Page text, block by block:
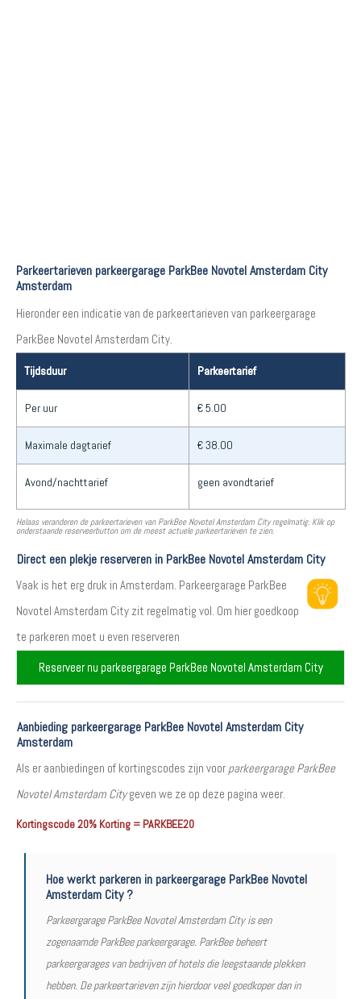
Parkeertarieven parkeergarage ParkBee Novotel Amsterdam City
Amsterdam
Hieronder een indicatie van de parkeertarieven van parkeergarage
ParkBee Novotel Amsterdam City.
Tijdsduur Parkeertarief
Per uur € 5.00
Maximale dagtarief € 38.00
Avond/nachttarief geen avondtarief
Helaas veranderen de parkeertarieven van ParkBee Novotel Amsterdam City regelmatig. Klik op
onderstaande reserveerbutton om de meest actuele parkeertarieven te zien.
Direct een plekje reserveren in ParkBee Novotel Amsterdam City
Vaak is het erg druk in Amsterdam. Parkeergarage ParkBee
Novotel Amsterdam City zit regelmatig vol. Om hier goedkoop
te parkeren moet u even reserveren
Reserveer nu parkeergarage ParkBee Novotel Amsterdam City
Aanbieding parkeergarage ParkBee Novotel Amsterdam City
Amsterdam
Als er aanbiedingen of kortingscodes zijn voor parkeergarage ParkBee
Novotel Amsterdam Citygeven we ze op deze pagina weer.
Kortingscode 20% Korting = PARKBEE20
Hoe werkt parkeren in parkeergarage ParkBee Novotel
Amsterdam City ?
Parkeergarage ParkBee Novotel Amsterdam City is een
zogenaamde ParkBee parkeergarage. ParkBee beheert
parkeergarages van bedrijven of hotels die leegstaande plekken
hebben. De parkeertarieven zijn hierdoor veel goedkoper dan in